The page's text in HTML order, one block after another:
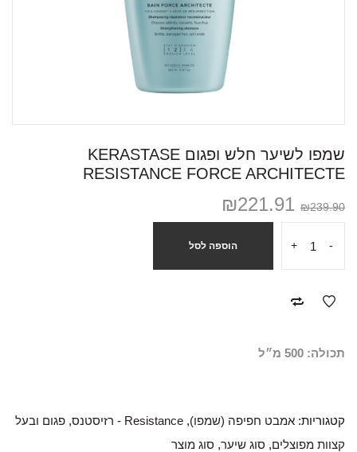
שמפו לשיער חלש ופגום KERASTASE
RESISTANCE FORCE ARCHITECTE
₪239.90
₪221.91
-
+ הוספה לסל
תכולה: 500 מ״ל
קטגוריות: אמבט חפיפה (שמפו), Resistance - רזיסטנס , פגום ובעל
קצוות מפוצלים, סוג שיער, סוג מוצר